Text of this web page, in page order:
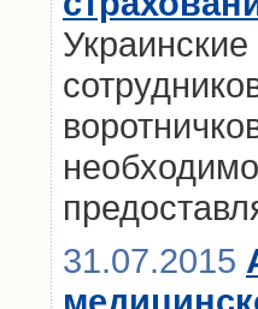
31.07.2015